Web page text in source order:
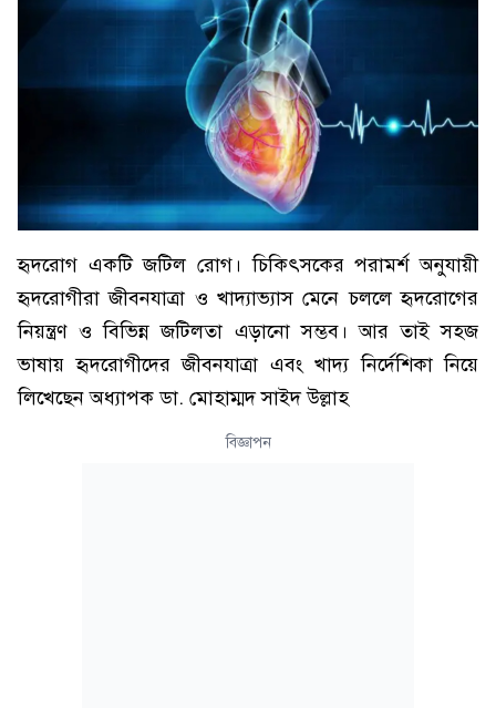
হৃদরোগ একটি জটিল রোগ। চিকিৎসকের পরামর্শ অনুযায়ী
হৃদরোগীরা জীবনযাত্রা ও খাদ্যাভ্যাস মেনে চললে হৃদরোগের
নিয়ন্ত্রণ ও বিভিন্ন জটিলতা এড়ানো সম্ভব। আর তাই সহজ
ভাষায় হৃদরোগীদের জীবনযাত্রা এবং খাদ্য নির্দেশিকা নিয়ে
লিখেছেন অধ্যাপক ডা. মোহাম্মদ সাইদ উল্লাহ
বিজ্ঞাপন